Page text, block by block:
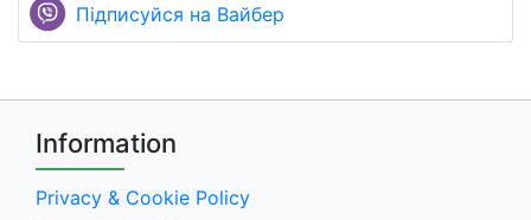
Підписуйся на Вайбер
Information
Privacy & Cookie Policy